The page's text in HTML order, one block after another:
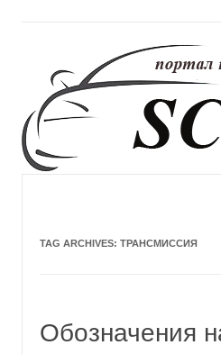
TAG ARCHIVES: ТРАНСМИССИЯ
Обозначения